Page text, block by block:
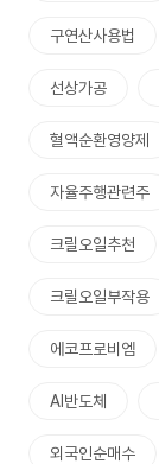
구연산사용법
선상가공
혈액순환영양제
자율주행관련주
크릴오일추천
크릴오일부작용
에코프로비엠
AI반도체
외국인순매수